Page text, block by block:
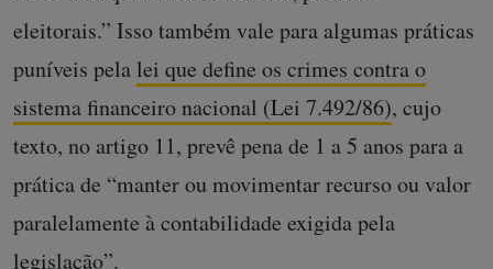
eleitorais.” Isso também vale para algumas práticas
puníveis pela lei que define os crimes contra o
sistema financeiro nacional (Lei 7.492/86), cujo
texto, no artigo 11, prevê pena de 1 a 5 anos para a
prática de “manter ou movimentar recurso ou valor
paralelamente à contabilidade exigida pela
legislação”.